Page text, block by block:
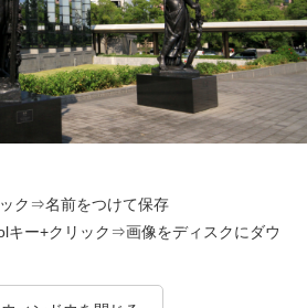
ク⇒名前をつけて保存
キー+クリック⇒画像をディスクにダウ